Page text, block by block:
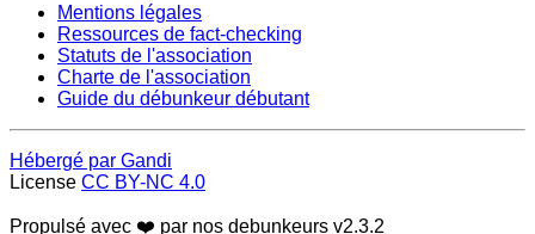
Mentions légales
Ressources de fact-checking
Statuts de l'association
Charte de l'association
Guide du débunkeur débutant
Hébergé par Gandi
License CC BY-NC 4.0
Propulsé avec ❤️ par nos debunkeurs v2.3.2